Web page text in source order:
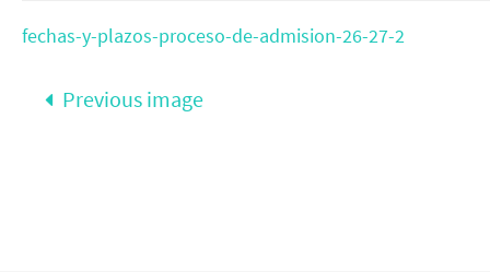
fechas-y-plazos-proceso-de-admision-26-27-2
Previous image